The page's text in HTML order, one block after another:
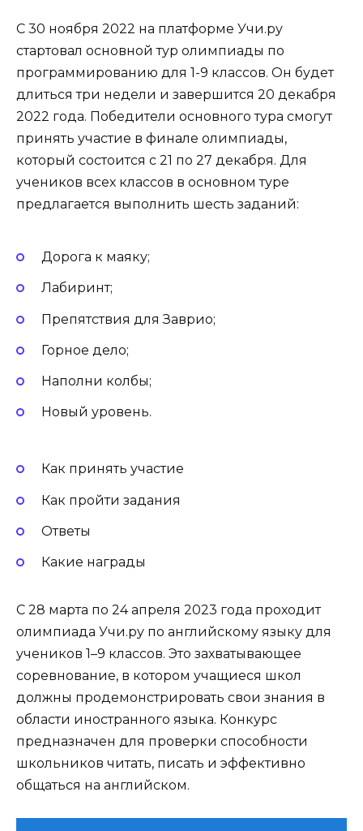
С 30 ноября 2022 на платформе Учи.ру
стартовал основной тур олимпиады по
программированию для 1-9 классов. Он будет
длиться три недели и завершится 20 декабря
2022 года. Победители основного тура смогут
принять участие в финале олимпиады,
который состоится с 21 по 27 декабря. Для
учеников всех классов в основном туре
предлагается выполнить шесть заданий:
Дорога к маяку;
Лабиринт;
Препятствия для Заврио;
Горное дело;
Наполни колбы;
Новый уровень.
Как принять участие
Как пройти задания
Ответы
Какие награды
С 28 марта по 24 апреля 2023 года проходит
олимпиада Учи.ру по английскому языку для
учеников 1–9 классов. Это захватывающее
соревнование, в котором учащиеся школ
должны продемонстрировать свои знания в
области иностранного языка. Конкурс
предназначен для проверки способности
школьников читать, писать и эффективно
общаться на английском.